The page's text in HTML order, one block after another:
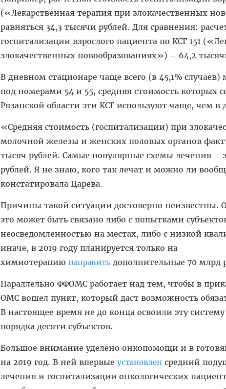
(«Лекарственная терапия при злокачественных
равняться 34,3 тысячи рублей. Для сравнения:
госпитализации взрослого пациента по КСГ 151
злокачественных новообразованиях») – 64,2
В дневном стационаре чаще всего (в 45,1%
под номерами 54 и 55, средняя стоимость которых
Рязанской области эти КСГ используют чаще, чем в
«Средняя стоимость (госпитализации) при
молочной железы и женских половых органов
тысяч рублей. Самые популярные схемы лечения –
рублей. Я не знаю, кого так лечат и можно ли
констатировала Царева.
Причины такой ситуации достоверно неизвестны.
это может быть связано либо с попытками
неосведомленностью на местах, либо с низкой
иначе, в 2019 году планируется только на
химиотерапию направить дополнительные 70 млрд
Параллельно ФФОМС работает над тем, чтобы в
ОМС вошел пункт, который даст возможность
В настоящее время не до конца освоили эту
порядка десяти субъектов.
Большое внимание уделено онкопомощи и в
на 2019 год. В ней впервые установлен средний
лечения и госпитализации онкологических